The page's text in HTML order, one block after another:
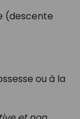
(descente
ou à la